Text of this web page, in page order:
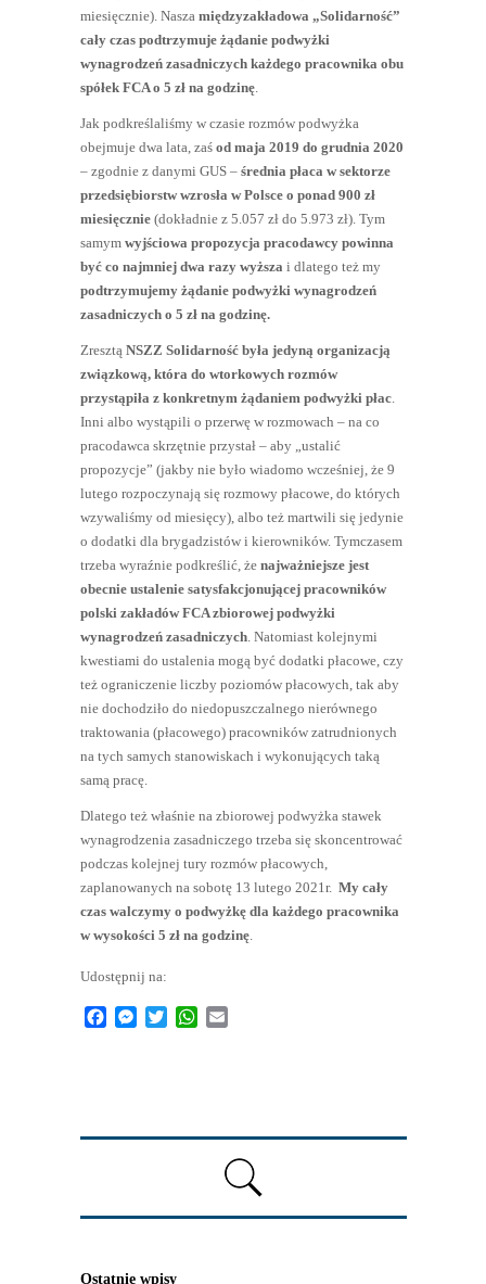
miesięcznie). Nasza międzyzakładowa „Solidarność”
cały czas podtrzymuje żądanie podwyżki
wynagrodzeń zasadniczych każdego pracownika obu
spółek FCA o 5 zł na godzinę.
Jak podkreślaliśmy w czasie rozmów podwyżka
obejmuje dwa lata, zaś od maja 2019 do grudnia 2020
– zgodnie z danymi GUS – średnia płaca w sektorze
przedsiębiorstw wzrosła w Polsce o ponad 900 zł
miesięcznie(dokładnie z 5.057 zł do 5.973 zł). Tym
samym wyjściowa propozycja pracodawcy powinna
być co najmniej dwa razy wyższa i dlatego też my
podtrzymujemy żądanie podwyżki wynagrodzeń
zasadniczych o 5 zł na godzinę.
Zresztą NSZZ Solidarność była jedyną organizacją
związkową, która do wtorkowych rozmów
przystąpiła z konkretnym żądaniem podwyżki płac.
Inni albo wystąpili o przerwę w rozmowach – na co
pracodawca skrzętnie przystał – aby „ustalić
propozycje” (jakby nie było wiadomo wcześniej, że 9
lutego rozpoczynają się rozmowy płacowe, do których
wzywaliśmy od miesięcy), albo też martwili się jedynie
o dodatki dla brygadzistów i kierowników. Tymczasem
trzeba wyraźnie podkreślić, że najważniejsze jest
obecnie ustalenie satysfakcjonującej pracowników
polski zakładów FCA zbiorowej podwyżki
wynagrodzeń zasadniczych. Natomiast kolejnymi
kwestiami do ustalenia mogą być dodatki płacowe, czy
też ograniczenie liczby poziomów płacowych, tak aby
nie dochodziło do niedopuszczalnego nierównego
traktowania (płacowego) pracowników zatrudnionych
na tych samych stanowiskach i wykonujących taką
samą pracę.
Dlatego też właśnie na zbiorowej podwyżka stawek
wynagrodzenia zasadniczego trzeba się skoncentrować
podczas kolejnej tury rozmów płacowych,
zaplanowanych na sobotę 13 lutego 2021r. My cały
czas walczymy o podwyżkę dla każdego pracownika
w wysokości 5 zł na godzinę.
Udostępnij na:
FacebookMessenger
TwitterWhatsApp
Ostatnie wpisy